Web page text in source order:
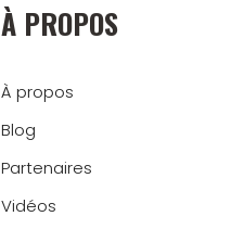
À PROPOS
À propos
Blog
Partenaires
Vidéos